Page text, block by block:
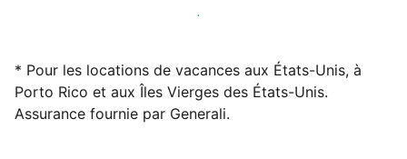
Accueillez des clients avec nous dès maintenant
* Pour les locations de vacances aux États-Unis, à
Porto Rico et aux Îles Vierges des États-Unis.
Assurance fournie par Generali.